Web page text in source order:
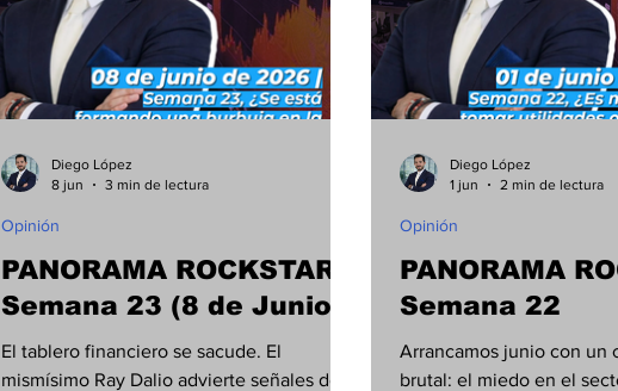
PANORAMA ROCKSTAR |
Semana 23 (8 de Junio)
El tablero financiero se sacude. El
mismísimo Ray Dalio advierte señales de
Opinión
Diego López
8 jun
3 min de lectura
PANORAMA
Semana 22
Arrancamos junio con un
brutal: el miedo en el
Opinión
Diego López
1 jun
2 min de lectura